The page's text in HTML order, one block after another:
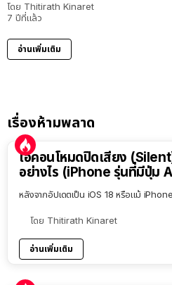
โดย Thitirath Kinaret
7 ปีที่แล้ว
อ่านเพิ่มเติม
เรื่องห้ามพลาด
ไอคอนโหมดปิดเสียง
อย่างไร (iPhone รุ่นที่มีปุ่ม
หลังจากอัปเดตเป็น iOS 18 หรือแม้
โดย Thitirath Kinaret
อ่านเพิ่มเติม